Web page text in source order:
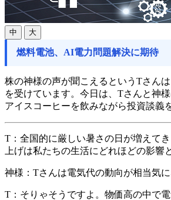
中 大
燃料電池、AI電力問題解決に期待
株の神様の声が聞こえるというTさん
を受けています。今日は、Tさんと神
アイスコーヒーを飲みながら投資談義
T： 全国的に厳しい暑さの日が増えて
上げは私たちの生活にどれほどの影響
神様： Tさんは電気代の動向が相当気に
T： そりゃそうですよ。物価高の中で